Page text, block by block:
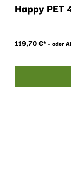
Happy PET
119,70€ – oder